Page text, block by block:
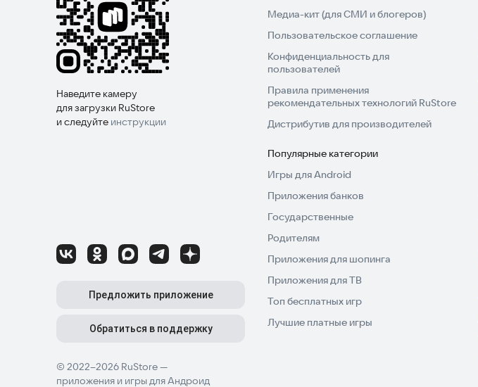
Наведите камеру
для загрузки RuStore
и следуйте инструкции
© 2022–2026 RuStore —
приложения и игры для Андроид
Предложить приложение
Обратиться в поддержку
Медиа-кит (для СМИ и блогеров)
Пользовательское соглашение
Конфиденциальность для
пользователей
Правила применения
рекомендательных технологий RuStore
Дистрибутив для производителей
Популярные категории
Игры для Android
Приложения банков
Государственные
Родителям
Приложения для шопинга
Приложения для ТВ
Топ бесплатных игр
Лучшие платные игры